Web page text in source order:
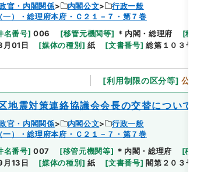
官・内閣関係 内閣公文
行政一般
）・総理府本府・Ｃ２１－７・第７巻
名番号] 006 [移管元機関等] ＊内閣・総理府 [移管等
月01日 [媒体の種別 ] 紙 [文書番号] 総第１０３号
[利用制限の区分等] 公開
地震対策連絡協議会会長の交替について
官・内閣関係 内閣公文
行政一般
）・総理府本府・Ｃ２１－７・第７巻
名番号] 007 [移管元機関等] ＊内閣・総理府 [移管等
月13日 [媒体の種別 ] 紙 [文書番号] 閣第２０３号